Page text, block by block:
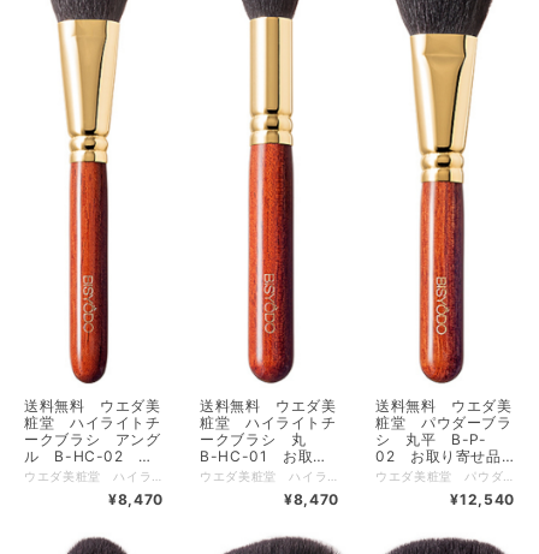
送料無料 ウエダ美
粧堂 ハイライトチ
ークブラシ アング
ル B-HC-02 お
取り寄せ品3営業日
¥8,470
送料無料 ウエダ美
粧堂 ハイライトチ
ークブラシ 丸
B-HC-01 お取り
寄せ品3営業日程で
¥8,470
送料無料 ウエダ美
粧堂 パウダーブラ
シ 丸平 B-P-
02 お取り寄せ品3
営業日程で出荷
¥12,540